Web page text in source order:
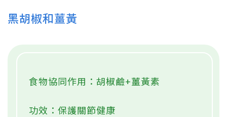
黑胡椒和薑黃
食物協同作用：胡椒鹼+薑黃素
功效：保護關節健康